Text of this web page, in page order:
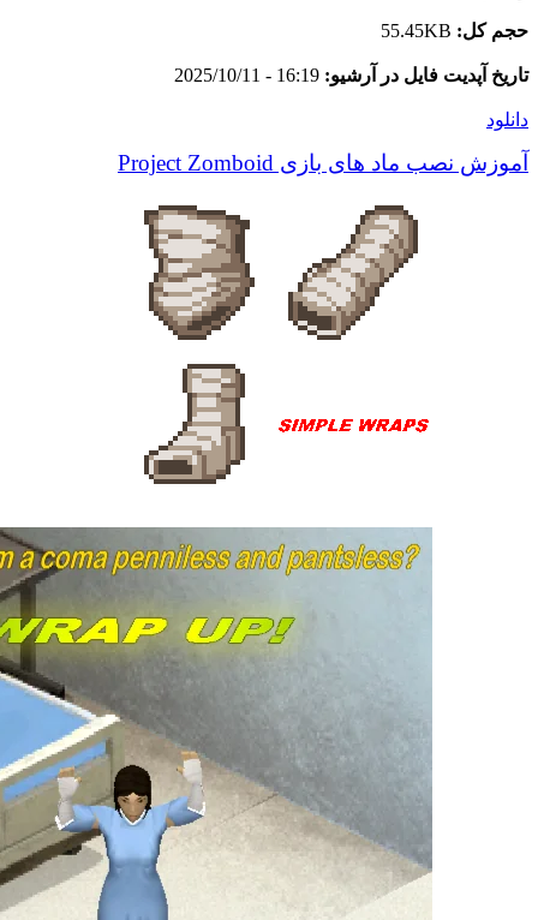
حجم کل: 55.45KB
تاریخ آپدیت فایل در آرشیو: 16:19 - 2025/10/11
دانلود
آموزش نصب ماد های بازی Project Zomboid